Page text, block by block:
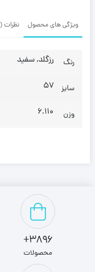
ویژگی های محصول نظرات (0)
رنگ رزگلد, سفید
سایز 57
وزن 6.110
3896+
محصولات